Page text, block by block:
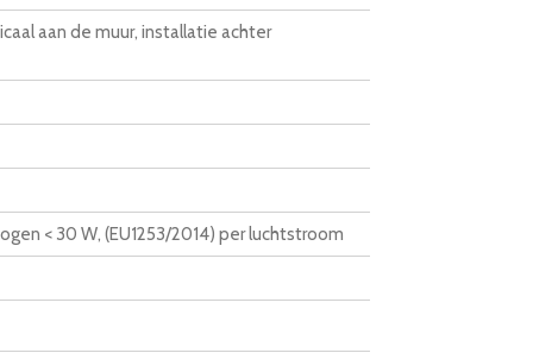
aan de muur, installatie achter
< 30 W, (EU1253/2014) per luchtstroom